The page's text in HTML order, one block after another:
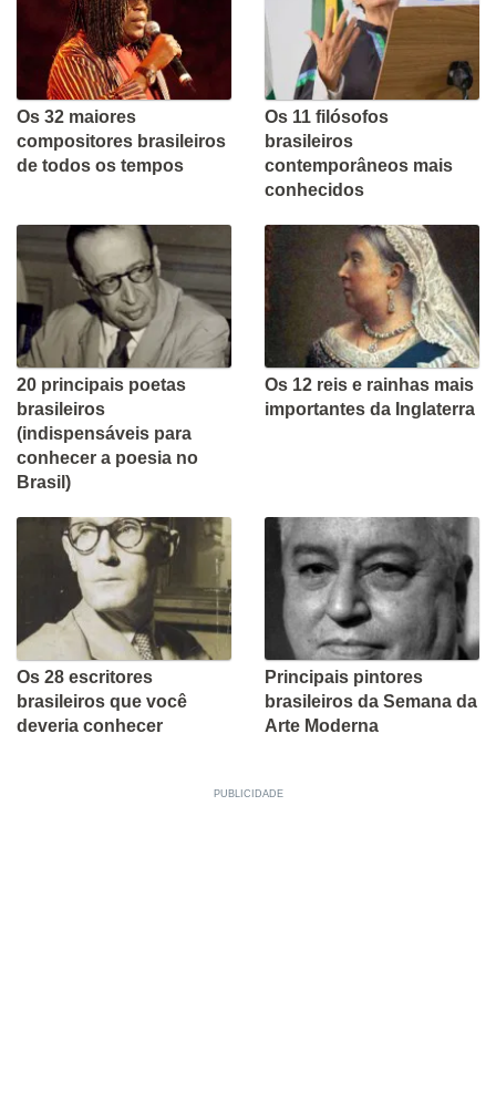
Os 32 maiores
compositores brasileiros
de todos os tempos
Os 11 filósofos
brasileiros
contemporâneos mais
conhecidos
20 principais poetas
brasileiros
(indispensáveis para
conhecer a poesia no
Brasil)
Os 12 reis e rainhas mais
importantes da Inglaterra
Os 28 escritores
brasileiros que você
deveria conhecer
Principais pintores
brasileiros da Semana da
Arte Moderna